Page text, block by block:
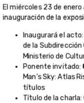
El miércoles 23 de
inauguración de la
Inaugurará el acto:
de la
Ministerio de
Ponente invitado:
Man’s Sky: Atlas
títulos
Título de la charla: